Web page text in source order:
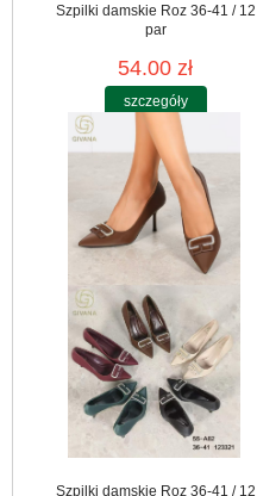
Szpilki damskie Roz 36-41 / 12
par
54.00 zł
szczegóły
Szpilki damskie Roz 36-41 / 12